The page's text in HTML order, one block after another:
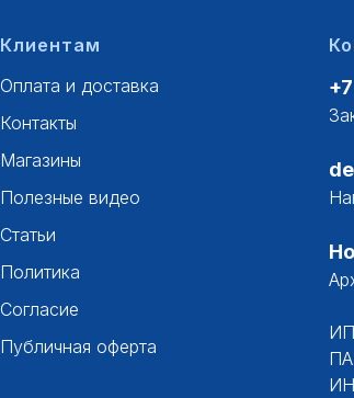
Клиентам
Оплата и доставка
Контакты
Магазины
Полезные видео
Статьи
Политика
Согласие
Публичная оферта